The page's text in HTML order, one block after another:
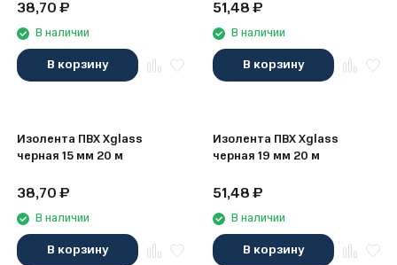
38,70₽
В наличии
В корзину
51,48₽
В наличии
В корзину
Изолента ПВХ Xglass
черная 15 мм 20 м
38,70₽
В наличии
В корзину
Изолента ПВХ Xglass
черная 19 мм 20 м
51,48₽
В наличии
В корзину